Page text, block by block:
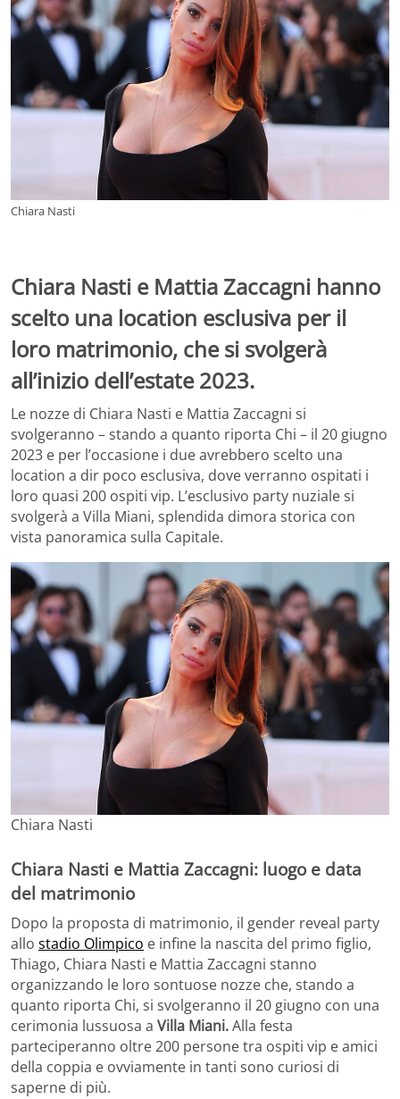
Chiara Nasti
Chiara Nasti e Mattia Zaccagni hanno
scelto una location esclusiva per il
loro matrimonio, che si svolgerà
all’inizio dell’estate 2023.
Le nozze di Chiara Nasti e Mattia Zaccagni si
svolgeranno – stando a quanto riporta Chi – il 20 giugno
2023 e per l’occasione i due avrebbero scelto una
location a dir poco esclusiva, dove verranno ospitati i
loro quasi 200 ospiti vip. L’esclusivo party nuziale si
svolgerà a Villa Miani, splendida dimora storica con
vista panoramica sulla Capitale.
Chiara Nasti
Chiara Nasti e Mattia Zaccagni: luogo e data
del matrimonio
Dopo la proposta di matrimonio, il gender reveal party
allo stadio Olimpico e infine la nascita del primo figlio,
Thiago, Chiara Nasti e Mattia Zaccagni stanno
organizzando le loro sontuose nozze che, stando a
quanto riporta Chi, si svolgeranno il 20 giugno con una
cerimonia lussuosa a Villa Miani.Alla festa
parteciperanno oltre 200 persone tra ospiti vip e amici
della coppia e ovviamente in tanti sono curiosi di
saperne di più.